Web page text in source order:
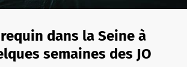
dans la Seine à
semaines des JO